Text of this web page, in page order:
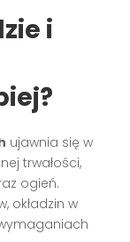
i
ujawnia się w
trwałości,
ogień.
okładzin w